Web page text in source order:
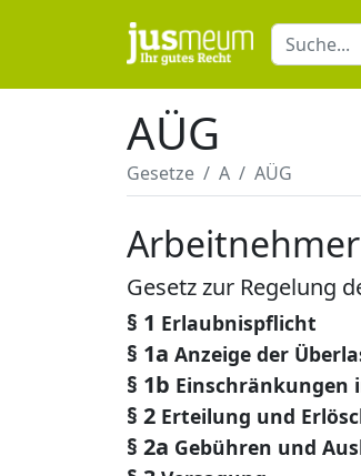
AÜG
Gesetze A AÜG
Gesetz zur Regelung
§ 1 Erlaubnispflicht
§ 1a Anzeige der
§ 1b Einschränkungen
§ 2 Erteilung und
§ 2a Gebühren und